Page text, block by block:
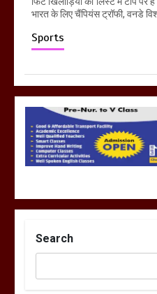
भारत के लिए चैंपियंस ट्रॉफी, वनडे
Sports
Search